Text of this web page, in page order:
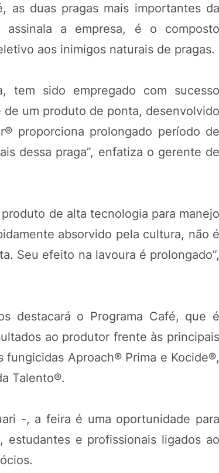
duas pragas mais importantes da
a empresa, é o composto
aos inimigos naturais de pragas.
tem sido empregado com sucesso
um produto de ponta, desenvolvido
proporciona prolongado período de
dessa praga”, enfatiza o gerente de
de alta tecnologia para manejo
absorvido pela cultura, não é
Seu efeito na lavoura é prolongado”,
destacará o Programa Café, que é
ao produtor frente às principais
Aproach® Prima e Kocide®,
Talento®.
-, a feira é uma oportunidade para
estudantes e profissionais ligados ao